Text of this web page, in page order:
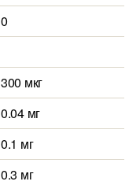
0
300 мкг
0.04 мг
0.1 мг
0.3 мг